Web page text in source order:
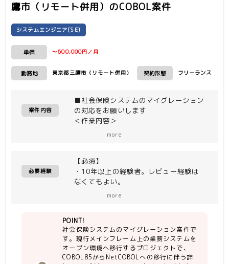
鷹市（リモート併用） のCOBOL案件
システムエンジニア(SE)
単価 〜600,000円／月
勤務地 東京都三鷹市（リモート併用） 契約形態 フリーランス
案件内容
■社会保険システムのマイグレーション
の対応をお願いします
＜作業内容＞
・詳細設計、製造、テスト
more
必要経験
【必須】
・10年以上の経験者。レビュー経験は
なくてもよい。
more
POINT!
社会保険システムのマイグレーション案件で
す。現行メインフレーム上の業務システムを
オープン環境へ移行するプロジェクトで、
COBOL85からNetCOBOLへの移行に伴う詳